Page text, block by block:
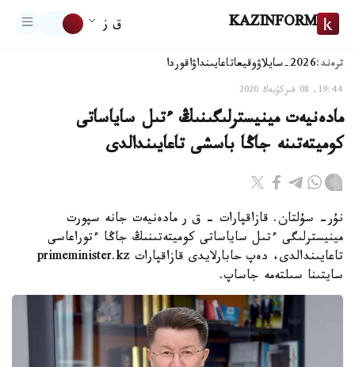
KAZINFORM ق ز
ترەند:2026-سايلاۋ وقيعاتاعايىنداۋاقوردا
19:44, 08 قىركۇيەك 2020
مادەنيەت مينيسترلىگىنىڭ ءتىل ساياساتى
كوميتەتىنە جاڭا باسشى تاعايىندالدى
نۇر- سۇلتان. قازاقپارات – ق ر مادەنيەت جانە سپورت
مينيسترلىگى ءتىل ساياساتى كوميتەتىنىڭ جاڭا ءتوراعاسى
تاعايىندالدى، دەپ حابارلايدى قازاقپارات primeminister.kz
سايتىنا سىلتەمە جاساپ.